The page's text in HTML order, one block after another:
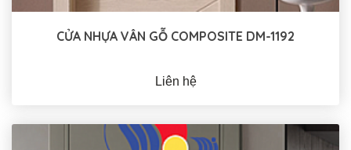
CỬA NHỰA VÂN GỖ COMPOSITE DM-1192
Liên hệ